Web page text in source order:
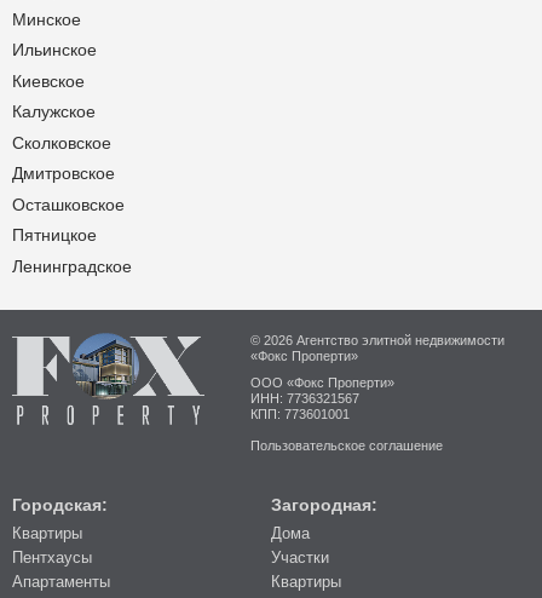
Минское
Ильинское
Киевское
Калужское
Сколковское
Дмитровское
Осташковское
Пятницкое
Ленинградское
© 2026 Агентство элитной недвижимости
«Фокс Проперти»
ООО «Фокс Проперти»
ИНН: 7736321567
КПП: 773601001
Пользовательское соглашение
Городская:
Квартиры
Пентхаусы
Апартаменты
Загородная:
Дома
Участки
Квартиры